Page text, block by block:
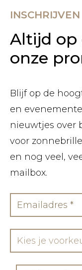
Altijd op
onze
Blijf op de
en
nieuwtjes over
voor
en nog veel,
mailbox.
Kies je